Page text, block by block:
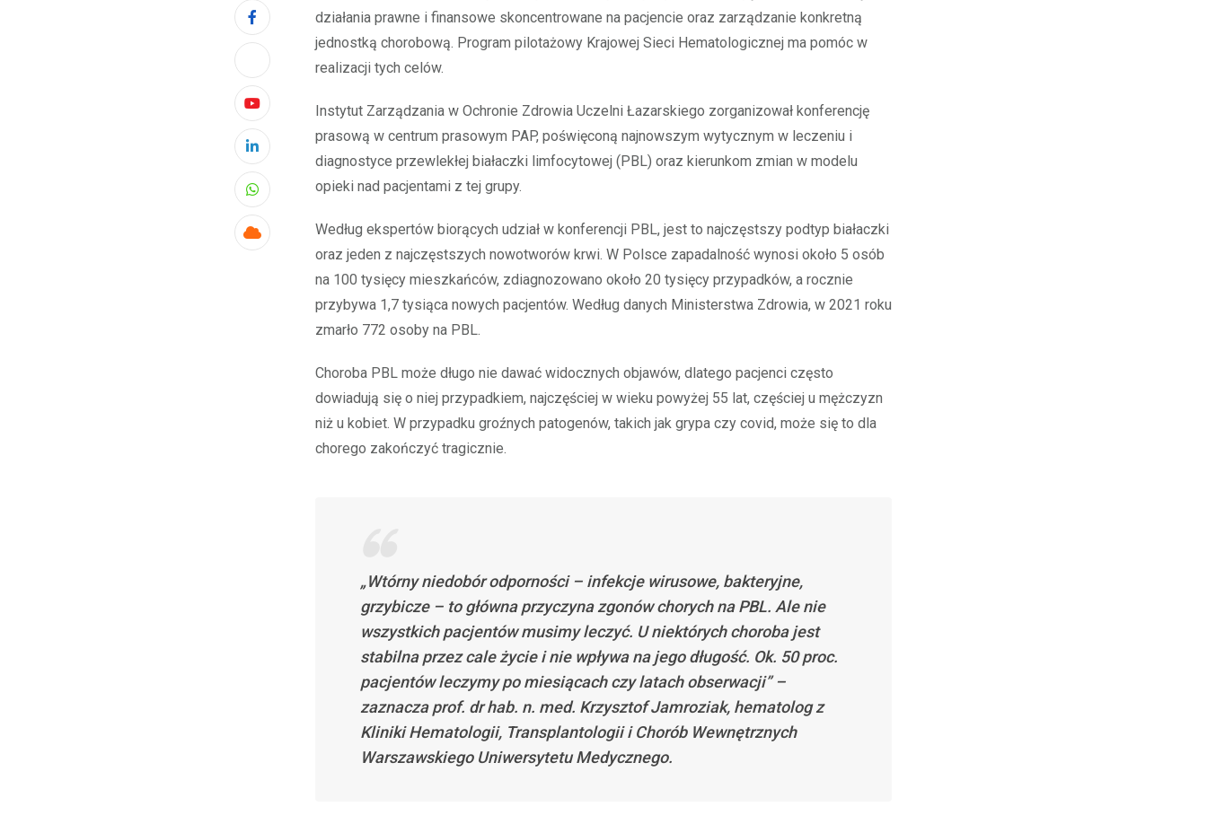
Youtube
LinkedIn
Whatsapp
Cloud
działania prawne i finansowe skoncentrowane na pacjencie oraz zarządzanie konkretną
jednostką chorobową. Program pilotażowy Krajowej Sieci Hematologicznej ma pomóc w
realizacji tych celów.
Instytut Zarządzania w Ochronie Zdrowia Uczelni Łazarskiego zorganizował konferencję
prasową w centrum prasowym PAP, poświęconą najnowszym wytycznym w leczeniu i
diagnostyce przewlekłej białaczki limfocytowej (PBL) oraz kierunkom zmian w modelu
opieki nad pacjentami z tej grupy.
Według ekspertów biorących udział w konferencji PBL, jest to najczęstszy podtyp białaczki
oraz jeden z najczęstszych nowotworów krwi. W Polsce zapadalność wynosi około 5 osób
na 100 tysięcy mieszkańców, zdiagnozowano około 20 tysięcy przypadków, a rocznie
przybywa 1,7 tysiąca nowych pacjentów. Według danych Ministerstwa Zdrowia, w 2021 roku
zmarło 772 osoby na PBL.
Choroba PBL może długo nie dawać widocznych objawów, dlatego pacjenci często
dowiadują się o niej przypadkiem, najczęściej w wieku powyżej 55 lat, częściej u mężczyzn
niż u kobiet. W przypadku groźnych patogenów, takich jak grypa czy covid, może się to dla
chorego zakończyć tragicznie.
„Wtórny niedobór odporności – infekcje wirusowe, bakteryjne,
grzybicze – to główna przyczyna zgonów chorych na PBL. Ale nie
wszystkich pacjentów musimy leczyć. U niektórych choroba jest
stabilna przez cale życie i nie wpływa na jego długość. Ok. 50 proc.
pacjentów leczymy po miesiącach czy latach obserwacji” –
zaznacza prof. dr hab. n. med. Krzysztof Jamroziak, hematolog z
Kliniki Hematologii, Transplantologii i Chorób Wewnętrznych
Warszawskiego Uniwersytetu Medycznego.